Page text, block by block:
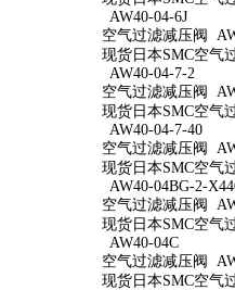
AW40-04-6J
空气过滤减压阀
现货日本SMC空气
AW40-04-7-2
空气过滤减压阀
现货日本SMC空气
AW40-04-7-40
空气过滤减压阀
现货日本SMC空气
AW40-04BG-2-
空气过滤减压阀
现货日本SMC空气
AW40-04C
空气过滤减压阀
现货日本SMC空气